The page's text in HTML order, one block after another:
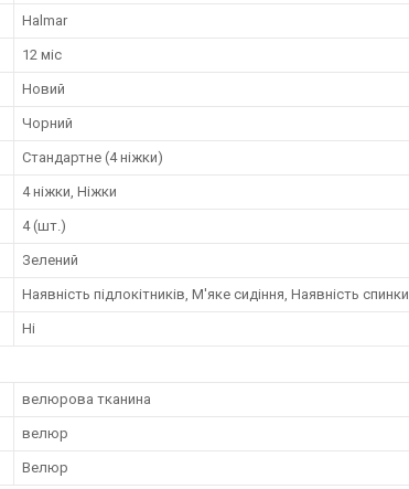
Halmar
12 міс
Новий
Чорний
Стандартне (4 ніжки)
4 ніжки, Ніжки
4 (шт.)
Зелений
Наявність підлокітників, М'яке сидіння, Наявність спинки
Ні
велюрова тканина
велюр
Велюр